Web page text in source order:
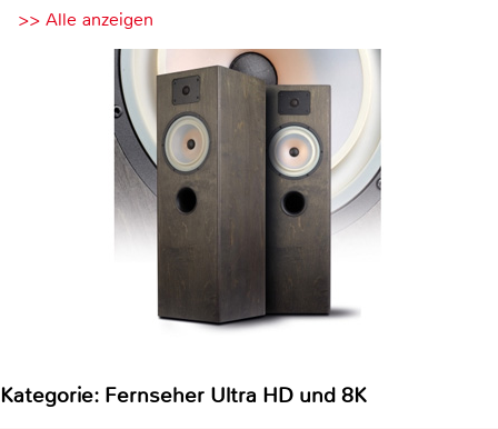
>> Alle anzeigen
Kategorie: Fernseher Ultra HD und 8K